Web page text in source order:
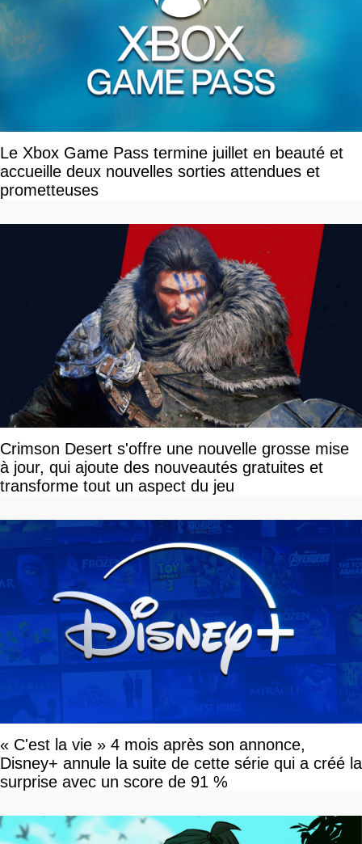
Le Xbox Game Pass termine juillet en beauté et
accueille deux nouvelles sorties attendues et
prometteuses
Crimson Desert s'offre une nouvelle grosse mise
à jour, qui ajoute des nouveautés gratuites et
transforme tout un aspect du jeu
« C'est la vie » 4 mois après son annonce,
Disney+ annule la suite de cette série qui a créé la
surprise avec un score de 91 %